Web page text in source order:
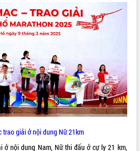
trao giải ở nội dung Nữ 21km
ở nội dung Nam, Nữ thi đấu ở cự ly 21 km,